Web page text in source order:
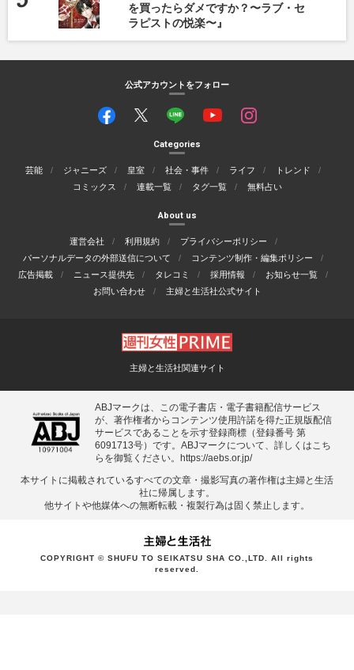
を買ったらダメですか？〜ラブ・セ
ラピストの悦楽〜』
公式アカウントをフォロー
Categories
芸能 ジャニーズ 皇室 社会・事件 ライフ
トレンド
コミックス
連載一覧 タグ一覧 無料占い
About us
運営会社 利用規約
プライバシーポリシー
パーソナルデータの外部送信について
コンテンツ制作・編集ポリシー
広告掲載
ニュース提供先 タレコミ 採用情報
お知らせ一覧
お問い合わせ
主婦と生活社公式サイト
主婦と生活社関連サイト
ABJマークは、この電子書店・電子書籍配信サービス
が、著作権者からコンテンツ使用許諾を得た正規版配信
サービスであることを示す登録商標（登録番号 第
6091713号）です。ABJマークについて、詳しくはこち
らを御覧ください。 https://aebs.or.jp/
本サイトに掲載されているすべての⽂章・撮影写真の著作権は主婦と⽣活
社に帰属します。
他サイトや他媒体への無断転載・複製⾏為は固く禁⽌します。
COPYRIGHT © SHUFU TO SEIKATSU SHA CO.,LTD. All rights
reserved.